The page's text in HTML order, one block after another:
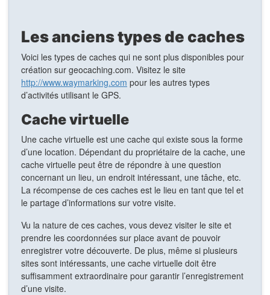
Les anciens types de caches
Voici les types de caches qui ne sont plus disponibles pour
création sur geocaching.com. Visitez le site
http://www.waymarking.com pour les autres types
d’activités utilisant le GPS.
Cache virtuelle
Une cache virtuelle est une cache qui existe sous la forme
d’une location. Dépendant du propriétaire de la cache, une
cache virtuelle peut être de répondre à une question
concernant un lieu, un endroit intéressant, une tâche, etc.
La récompense de ces caches est le lieu en tant que tel et
le partage d’informations sur votre visite.
Vu la nature de ces caches, vous devez visiter le site et
prendre les coordonnées sur place avant de pouvoir
enregistrer votre découverte. De plus, même si plusieurs
sites sont intéressants, une cache virtuelle doit être
suffisamment extraordinaire pour garantir l’enregistrement
d’une visite.